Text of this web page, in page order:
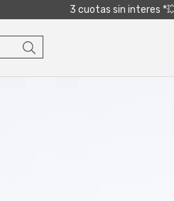
3 cuotas sin interes